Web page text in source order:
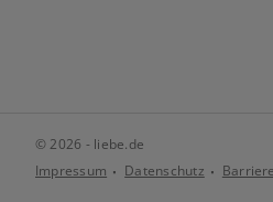
© 2026 - liebe.de
Impressum
Datenschutz